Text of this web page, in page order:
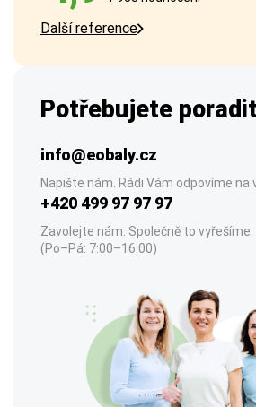
Další reference
Potřebujete
info@eobaly.cz
Napište nám. Rádi Vám odpovíme na
+420 499 97 97 97
Zavolejte nám. Společně to vyřešíme.
(Po–Pá: 7:00–16:00)